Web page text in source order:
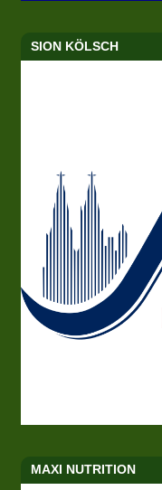
SION KÖLSCH
MAXI NUTRITION